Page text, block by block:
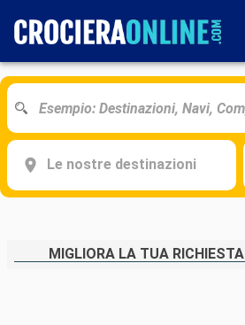
Le nostre destinazioni
MIGLIORA LA TUA RICHIESTA